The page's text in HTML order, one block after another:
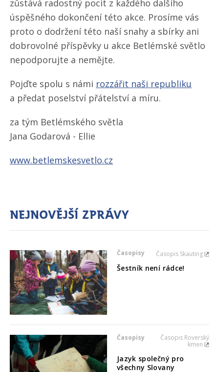
zůstává radostný pocit z každého dalšího
úspěšného dokončení této akce. Prosíme vás
proto o dodržení této naší snahy a sbírky ani
dobrovolné příspěvky u akce Betlémské světlo
nepodporujte a nemějte.
Pojďte spolu s námi rozzářit naši republiku
a předat poselství přátelství a míru.
za tým Betlémského světla
Jana Godarová - Ellie
www.betlemskesvetlo.cz
Nejnovější zprávy
Časopisy Časopis Skauting
Šestník není rádce!
Časopisy
Časopis Roverský
kmen
Jazyk společný pro
všechny Slovany